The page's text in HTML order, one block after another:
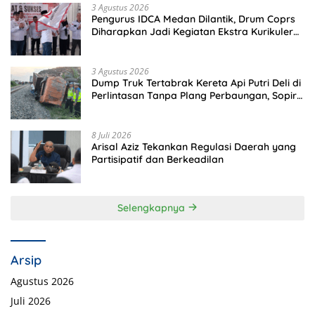
3 Agustus 2026
Pengurus IDCA Medan Dilantik, Drum Coprs
Diharapkan Jadi Kegiatan Ekstra Kurikuler
3 Agustus 2026
Dump Truk Tertabrak Kereta Api Putri Deli di
Perlintasan Tanpa Plang Perbaungan, Sopir
8 Juli 2026
Arisal Aziz Tekankan Regulasi Daerah yang
Partisipatif dan Berkeadilan
Selengkapnya
Arsip
Agustus 2026
Juli 2026